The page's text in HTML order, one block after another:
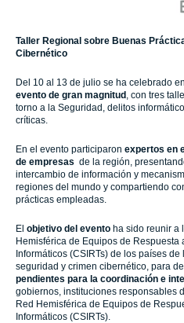
Taller Regional sobre Buenas
Cibernético
Del 10 al 13 de julio se ha celebrado
evento de gran magnitud , con tres
torno a la Seguridad, delitos
críticas.
En el evento participaron expertos en
de empresas de la región,
intercambio de información y
regiones del mundo y compartiendo
prácticas empleadas.
El objetivo del evento ha sido reunir a
Hemisférica de Equipos de Respuesta
Informáticos (CSIRTs) de los países
seguridad y crimen cibernético, para
pendientes para la coordinación e
gobiernos, instituciones responsables
Red Hemisférica de Equipos de
Informáticos (CSIRTs).